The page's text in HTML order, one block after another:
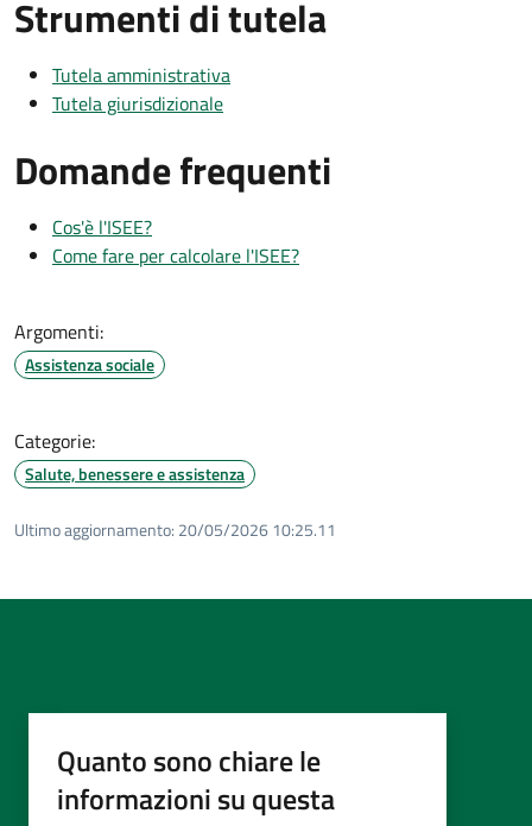
Strumenti di tutela
Tutela amministrativa
Tutela giurisdizionale
Domande frequenti
Cos'è l'ISEE?
Come fare per calcolare l'ISEE?
Argomenti:
Assistenza sociale
Categorie:
Salute, benessere e assistenza
Ultimo aggiornamento: 20/05/2026 10:25.11
Quanto sono chiare le
informazioni su questa